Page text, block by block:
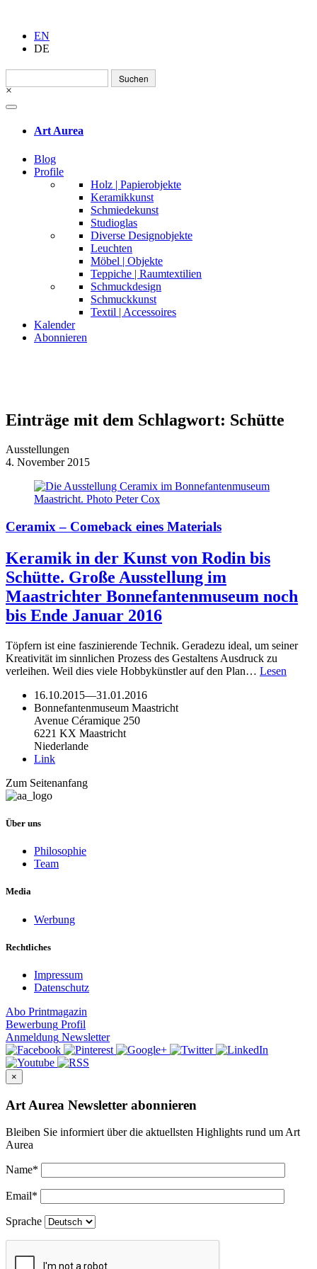
EN
DE
Suchen
nach:
×
Art Aurea
Blog
Profile
Holz | Papierobjekte
Keramikkunst
Schmiedekunst
Studioglas
Diverse Designobjekte
Leuchten
Möbel | Objekte
Teppiche | Raumtextilien
Schmuckdesign
Schmuckkunst
Textil | Accessoires
Kalender
Abonnieren
Einträge mit dem Schlagwort: Schütte
Ausstellungen
4. November 2015
Ceramix – Comeback eines Materials
Keramik in der Kunst von Rodin bis
Schütte. Große Ausstellung im
Maastrichter Bonnefantenmuseum noch
bis Ende Januar 2016
Töpfern ist eine faszinierende Technik. Geradezu ideal, um seiner
Kreativität im sinnlichen Prozess des Gestaltens Ausdruck zu
verleihen. Weil dies viele Hobbykünstler auf den Plan… Lesen
16.10.2015—31.01.2016
Bonnefantenmuseum Maastricht
Avenue Céramique 250
6221 KX Maastricht
Niederlande
Link
Zum Seitenanfang
Über uns
Philosophie
Team
Media
Werbung
Rechtliches
Impressum
Datenschutz
Abo Printmagazin
Bewerbung Profil
Anmeldung Newsletter
×
Art Aurea Newsletter abonnieren
Bleiben Sie informiert über die aktuellsten Highlights rund um Art
Aurea
Name*
Email*
Sprache